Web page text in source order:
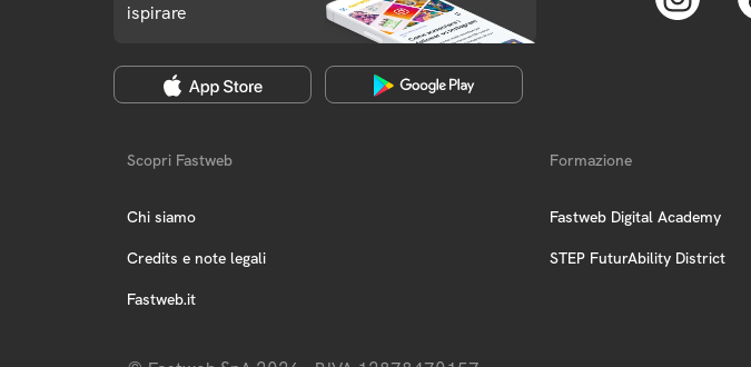
ispirare
Scopri Fastweb
Chi siamo
Credits e note legali
Fastweb.it
Formazione
Fastweb Digital Academy
STEP FuturAbility District